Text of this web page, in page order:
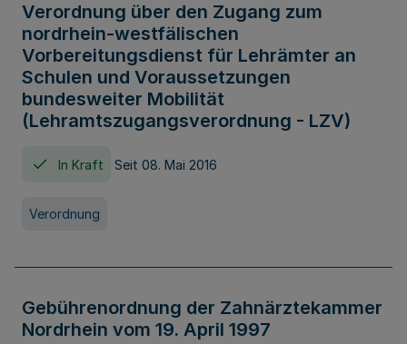
Verordnung über den Zugang zum
nordrhein-westfälischen
Vorbereitungsdienst für Lehrämter an
Schulen und Voraussetzungen
bundesweiter Mobilität
(Lehramtszugangsverordnung - LZV)
In Kraft Seit 08. Mai 2016
Verordnung
Gebührenordnung der Zahnärztekammer
Nordrhein vom 19. April 1997